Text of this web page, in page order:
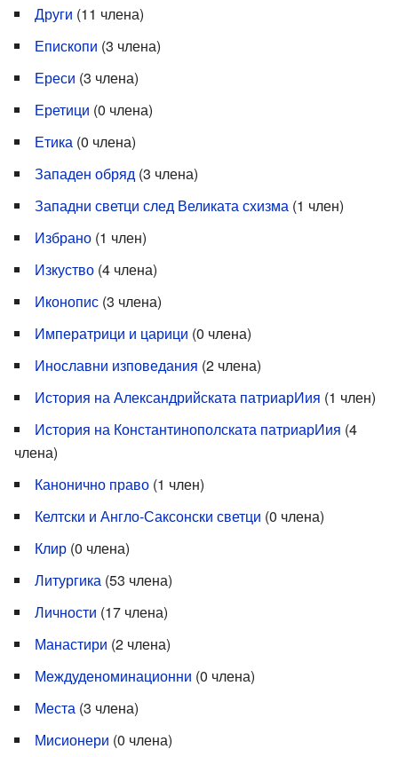
Други ‏‎ (11 члена)
Епископи ‏‎ (3 члена)
Ереси ‏‎ (3 члена)
Еретици ‏‎ (0 члена)
Етика ‏‎ (0 члена)
Западен обряд ‏‎ (3 члена)
Западни светци след Великата схизма ‏‎ (1 член)
Избрано ‏‎ (1 член)
Изкуство ‏‎ (4 члена)
Иконопис ‏‎ (3 члена)
Императрици и царици ‏‎ (0 члена)
Инославни изповедания ‏‎ (2 члена)
История на Александрийската патриарИия ‏‎ (1 член)
История на Константинополската патриарИия
члена)
Канонично право ‏‎ (1 член)
Келтски и Англо-Саксонски светци ‏‎ (0 члена)
Клир ‏‎ (0 члена)
Литургика ‏‎ (53 члена)
Личности ‏‎ (17 члена)
Манастири ‏‎ (2 члена)
Междуденоминационни ‏‎ (0 члена)
Места ‏‎ (3 члена)
Мисионери ‏‎ (0 члена)